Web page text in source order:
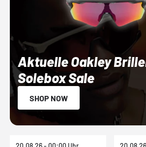
Aktuelle Oakley
Solebox Sale
SHOP NOW